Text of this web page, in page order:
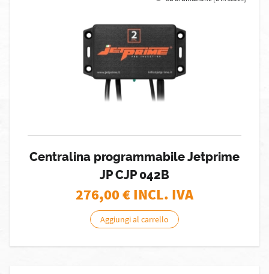
Centralina programmabile Jetprime
JP CJP 042B
276,00€ INCL. IVA
Aggiungi al carrello